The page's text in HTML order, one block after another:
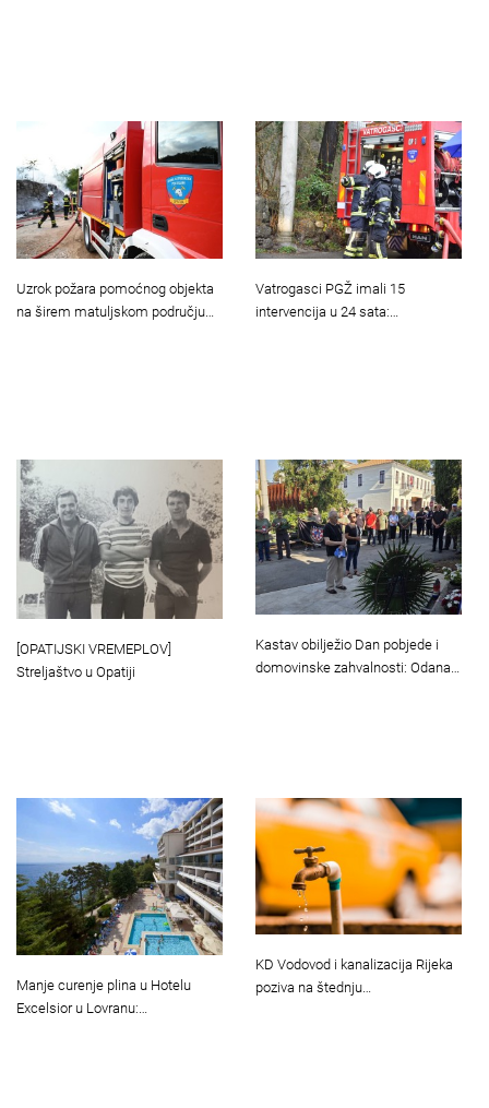
Uzrok požara pomoćnog objekta
na širem matuljskom području…
Vatrogasci PGŽ imali 15
intervencija u 24 sata:…
[OPATIJSKI VREMEPLOV]
Streljaštvo u Opatiji
Kastav obilježio Dan pobjede i
domovinske zahvalnosti: Odana…
Manje curenje plina u Hotelu
Excelsior u Lovranu:…
KD Vodovod i kanalizacija Rijeka
poziva na štednju…